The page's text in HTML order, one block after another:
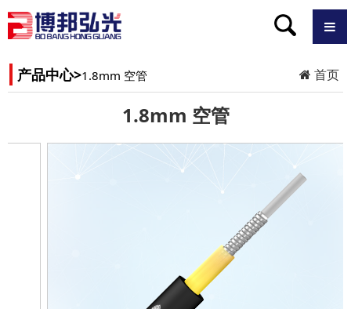
产品中心>1.8mm 空管 首页
1.8mm 空管